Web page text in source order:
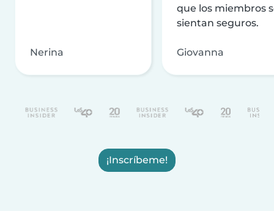
Nerina
que los miembros
sientan seguros.
Giovanna
¡Inscríbeme!